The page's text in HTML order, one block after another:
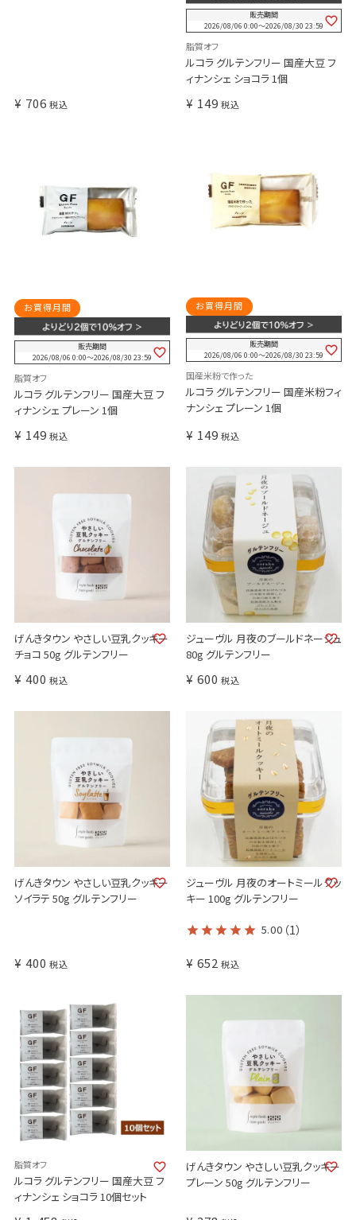
¥ 706 税込
販売期間
2026/08/06 0:00〜2026/08/30 23:59
脂質オフ
ルコラ グルテンフリー 国産大豆 フ
ィナンシェ ショコラ 1個
¥ 149 税込
お買得月間
販売期間
2026/08/06 0:00〜2026/08/30 23:59
脂質オフ
ルコラ グルテンフリー 国産大豆 フ
ィナンシェ プレーン 1個
¥ 149 税込
お買得月間
販売期間
2026/08/06 0:00〜2026/08/30 23:59
国産米粉で作った
ルコラ グルテンフリー 国産米粉フィ
ナンシェ プレーン 1個
¥ 149 税込
げんきタウン やさしい豆乳クッキー
チョコ 50g グルテンフリー
¥ 400 税込
ジューヴル 月夜のブールドネージュ
80g グルテンフリー
¥ 600 税込
げんきタウン やさしい豆乳クッキー
ソイラテ 50g グルテンフリー
¥ 400 税込
ジューヴル 月夜のオートミールクッ
キー 100g グルテンフリー
5.00 （1）
¥ 652 税込
脂質オフ
ルコラ グルテンフリー 国産大豆 フ
ィナンシェ ショコラ 10個セット
げんきタウン やさしい豆乳クッキー
プレーン 50g グルテンフリー